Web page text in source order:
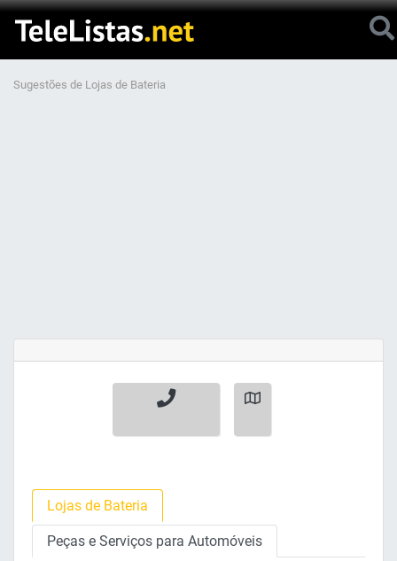
Sugestões de Lojas de Bateria
Lojas de Bateria
Peças e Serviços para Automóveis